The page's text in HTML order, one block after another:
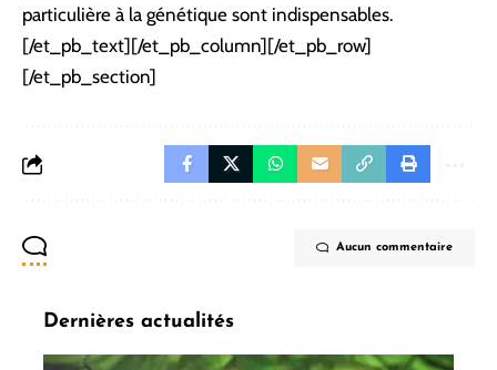
particulière à la génétique sont indispensables.
[/et_pb_text][/et_pb_column][/et_pb_row]
[/et_pb_section]
Aucun commentaire
Dernières actualités